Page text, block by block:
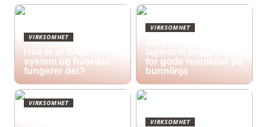
VIRKSOMHET
Hva er et WMS
system og hvordan
fungerer det?
VIRKSOMHET
lagerdrift avgjørende
for gode resultater på
bunnlinja
VIRKSOMHET
VIRKSOMHET